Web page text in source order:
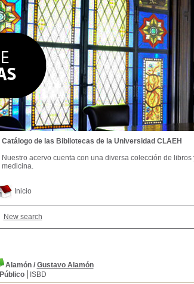
Inicio
New search
Alamón/ Gustavo Alamón
Público
ISBD
Catálogo de las Bibliotecas de la Universidad CLAEH
Nuestro acervo cuenta con una diversa colección de
medicina.